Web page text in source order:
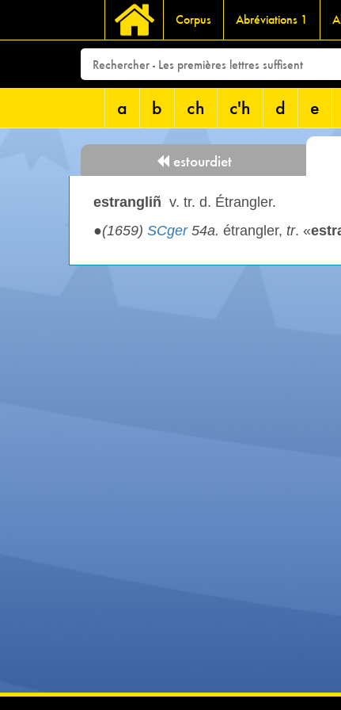
Corpus Abréviations 1
a b ch c'h d e
estourdiet
estrangliñ v. tr. d. Étrangler.
●(1659) SCger54a. étrangler, tr. «